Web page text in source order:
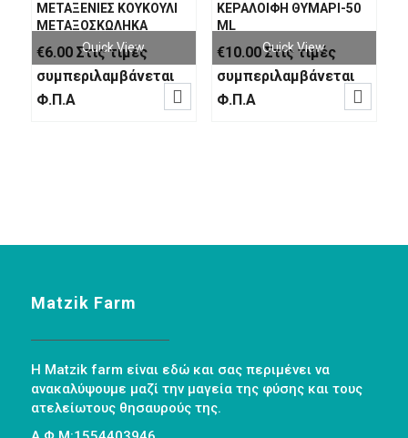
ΜΕΤΑΞΕΝΙΕΣ ΚΟΥΚΟΥΛΙ
ΜΕΤΑΞΟΣΚΩΛΗΚΑ
€6.00 Στις τιμές
συμπεριλαμβάνεται
Φ.Π.Α
Quick View

ΚΕΡΑΛΟΙΦΗ ΘΥΜΑΡΙ-50
ML
€10.00 Στις τιμές
συμπεριλαμβάνεται
Φ.Π.Α
Quick View

Matzik Farm
Η Matzik farm είναι εδώ και σας περιμένει να
ανακαλύψουμε μαζί την μαγεία της φύσης και τους
ατελείωτους θησαυρούς της.